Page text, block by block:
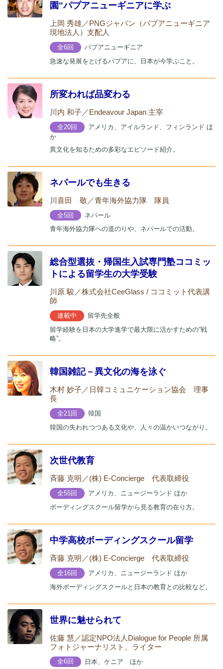
園"パプアニューギニアに学ぶ
上岡 秀雄／PNGジャパン（パプアニューギニア
現地法人）支配人
全6回
パプアニューギニア
急速な発展をとげるパプアに、日本が今学ぶこと。
所変われば品変わる
川内 和子／Endeavour Japan 主宰
全20回
アメリカ、アイルランド、フィンランド ほ
か
異文化を知るための多彩なエピソード紹介。
ネパールでも生きる
川喜田 敬／青年海外協力隊 隊員
全5回
ネパール
青年海外協力隊への道のりや、ネパールでの活動。
総合型選抜・帰国生入試専門塾ココミッ
トによる留学生の大学受験
川原 駿／株式会社CeeGlass / ココミット代表講
師
連載中
留学先全般
留学経験を日本の大学進学で最大限に活かすための“戦
略”。
韓国雑記－異文化の海を泳ぐ
木村 妙子／日韓コミュニケーション協会 理事
長
全21回
韓国
韓国の失われつつある文化や、人々の温かいつながり。
次世代教育
斉藤 克明／(株) E-Concierge 代表取締役
全55回
アメリカ、ニュージーランド ほか
ボーディングスクール留学から見る教育の在り方。
中学高校ボーディングスクール留学
斉藤 克明／(株) E-Concierge 代表取締役
全16回
アメリカ、ニュージーランド ほか
海外ボーディングスクールと日本の教育との比較など。
世界に魅せられて
佐藤 慧／認定NPO法人Dialogue for People 所属
フォトジャーナリスト、ライター
全6回 日本、ケニア ほか